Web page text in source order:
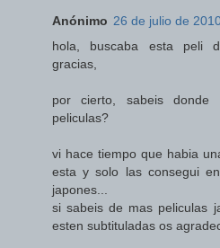
Anónimo 26 de julio de
hola, buscaba esta peli
gracias,
por cierto, sabeis
peliculas?
vi hace tiempo que habia
esta y solo las consegui
japones...
si sabeis de mas peliculas
esten subtituladas os